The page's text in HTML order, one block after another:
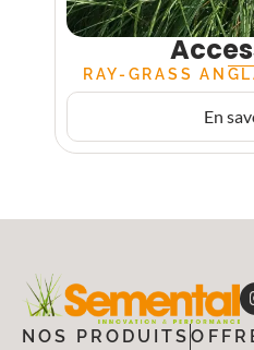
RAY-GRASS
En
NOS PRODUITS